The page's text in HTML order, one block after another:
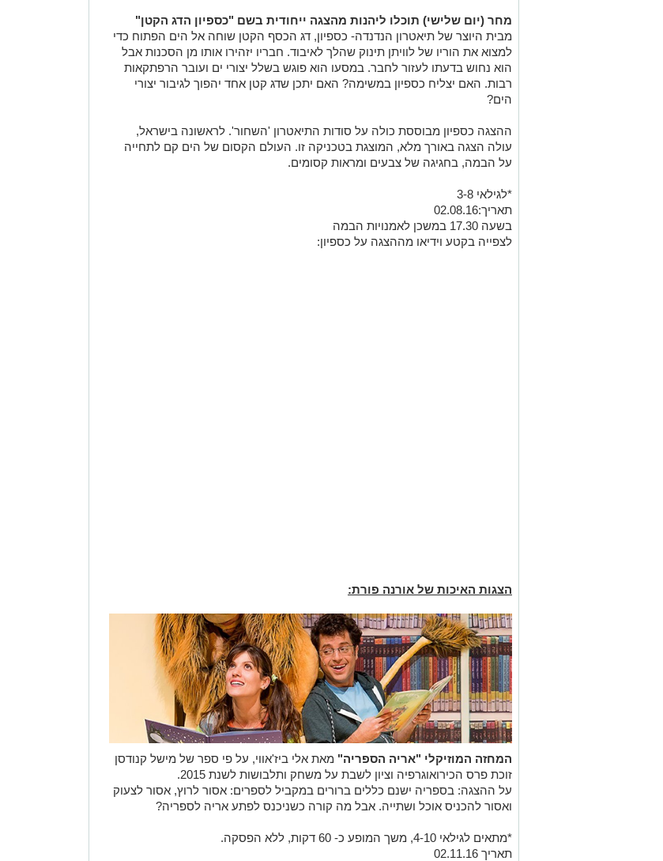
מחר (יום שלישי) תוכלו ליהנות מהצגה ייחודית בשם "כספיון הדג הקטן"
מבית היוצר של תיאטרון הנדנדה- כספיון, דג הכסף הקטן שוחה אל הים הפתוח כדי
למצוא את הוריו של לוויתן תינוק שהלך לאיבוד. חבריו יזהירו אותו מן הסכנות אבל
הוא נחוש בדעתו לעזור לחבר. במסעו הוא פוגש בשלל יצורי ים ועובר הרפתקאות
רבות. האם יצליח כספיון במשימה? האם יתכן שדג קטן אחד יהפוך לגיבור יצורי
הים?
ההצגה כספיון מבוססת כולה על סודות התיאטרון 'השחור'. לראשונה בישראל,
עולה הצגה באורך מלא, המוצגת בטכניקה זו. העולם הקסום של הים קם לתחייה
על הבמה, בחגיגה של צבעים ומראות קסומים.
*לגילאי 3-8
תאריך:02.08.16
בשעה 17.30 במשכן לאמנויות הבמה
לצפייה בקטע וידיאו מההצגה על כספיון:
הצגות האיכות של אורנה פורת:
המחזה המוזיקלי "אריה הספריה" מאת אלי ביז'אווי, על פי ספר של מישל קנודסן
זוכת פרס הכירואוגרפיה וציון לשבת על משחק ותלבושות לשנת 2015.
על ההצגה: בספריה ישנם כללים ברורים במקביל לספרים: אסור לרוץ, אסור לצעוק
ואסור להכניס אוכל ושתייה. אבל מה קורה כשניכנס לפתע אריה לספריה?
*מתאים לגילאי 4-10, משך המופע כ- 60 דקות, ללא הפסקה.
תאריך 02.11.16